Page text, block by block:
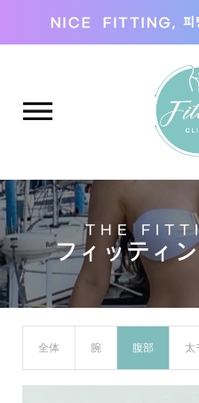
THE
フィッティ
全体 腕 腹部 太